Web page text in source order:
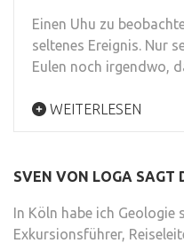
Einen Uhu zu
seltenes Ereignis. Nur
Eulen noch irgendwo,
WEITERLESEN
SVEN VON LOGA SAGT
In Köln habe ich
Exkursionsführer,